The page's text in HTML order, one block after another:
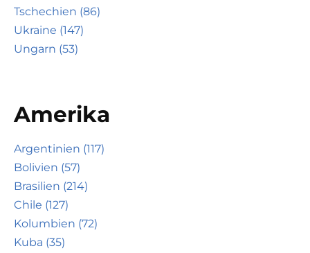
Tschechien (86)
Ukraine (147)
Ungarn (53)
Amerika
Argentinien (117)
Bolivien (57)
Brasilien (214)
Chile (127)
Kolumbien (72)
Kuba (35)